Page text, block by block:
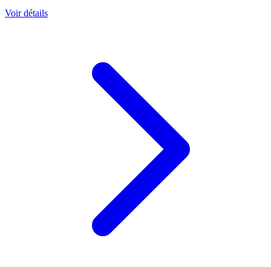
Voir détails